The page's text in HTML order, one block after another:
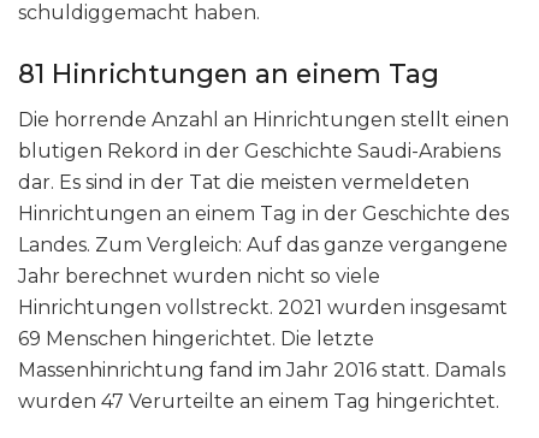
schuldiggemacht haben.
81 Hinrichtungen an einem Tag
Die horrende Anzahl an Hinrichtungen stellt einen
blutigen Rekord in der Geschichte Saudi-Arabiens
dar. Es sind in der Tat die meisten vermeldeten
Hinrichtungen an einem Tag in der Geschichte des
Landes. Zum Vergleich: Auf das ganze vergangene
Jahr berechnet wurden nicht so viele
Hinrichtungen vollstreckt. 2021 wurden insgesamt
69 Menschen hingerichtet. Die letzte
Massenhinrichtung fand im Jahr 2016 statt. Damals
wurden 47 Verurteilte an einem Tag hingerichtet.